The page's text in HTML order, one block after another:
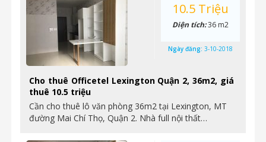
Cho thuê Officetel Lexington Quận 2, 36m2, giá
thuê 10.5 triệu
Cần cho thuê lô văn phòng 36m2 tại Lexington, MT
đường Mai Chí Thọ, Quận 2. Nhà full nội thất…
10.5 Triệu
Diện tích:36 m2
Ngày đăng: 3-10-2018